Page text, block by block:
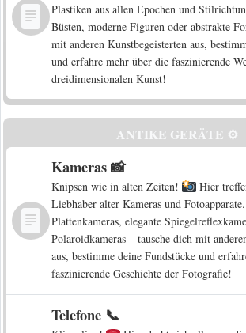
Plastiken aus allen Epochen und
Büsten, moderne Figuren oder abstrakte
mit anderen Kunstbegeisterten aus,
und erfahre mehr über die faszinierende
dreidimensionalen Kunst!
ANTIKE GERÄTE ⚙️
Kameras 📸
Knipsen wie in alten Zeiten!
Hier
Liebhaber alter Kameras und
Plattenkameras, elegante
Polaroidkameras – tausche dich mit
aus, bestimme deine Fundstücke und
faszinierende Geschichte der Fotografie!
Telefone 📞